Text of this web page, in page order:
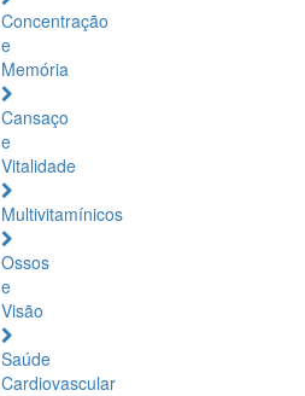
Concentração
e
Memória
Cansaço
e
Vitalidade
Multivitamínicos
Ossos
e
Visão
Saúde
Cardiovascular